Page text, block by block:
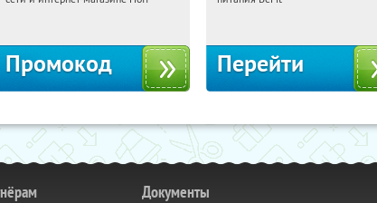
Промокод Перейти
Документы